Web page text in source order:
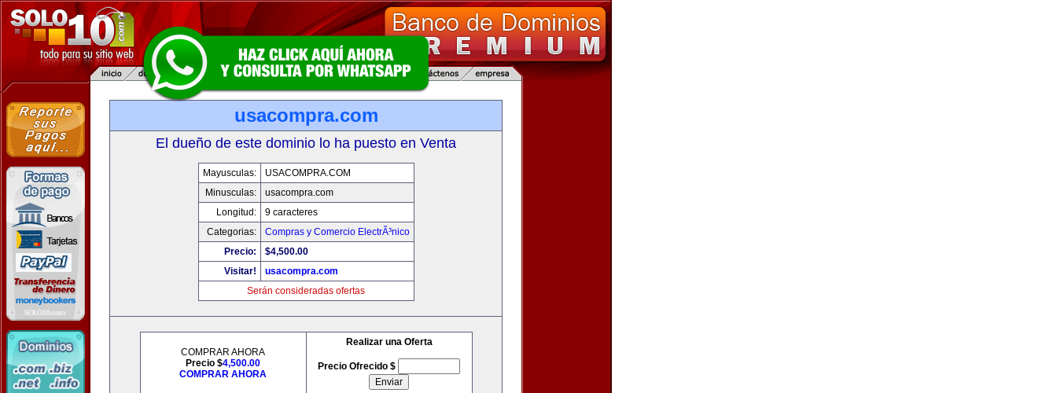
usacompra.com
El dueño de este dominio lo ha puesto en Venta
Mayusculas:
USACOMPRA.COM
Minusculas:
usacompra.com
Longitud:
9 caracteres
Categorias:
Compras y Comercio ElectrÃ³nico
Precio:
$4,500.00
Visitar!
usacompra.com
Serán consideradas ofertas
COMPRAR AHORA
Precio $4,500.00
COMPRAR AHORA
Realizar una Oferta
Precio Ofrecido $